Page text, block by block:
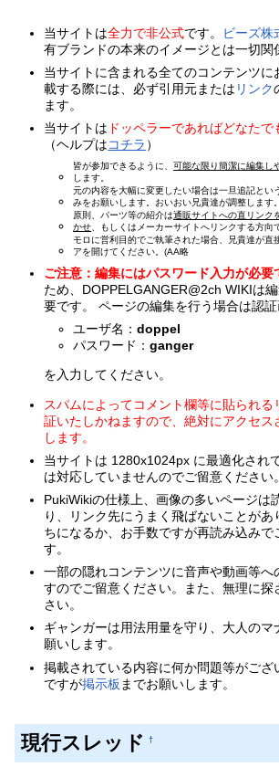
当サイトは全力で非公式です。 ビーズ株
有ブランドの本来のイメージとは一切関
当サイトに含まれる全てのコンテンツに
載する際には、必ず引用元または リンク
ます。
当サイトは ドッペラーであればどなたで
（ヘルプはコチラ ）
皆が参加できるように、可能な限り簡潔に編集し
します。
元の内容を大幅に変更したい場合は一旦追記とい
みをお願いします。おいおい兄貴達が調整します。
原則、パーツ等の紹介は通販サイトへの直リンク
かせ 、もしくはメーカーサイトへリンクする方向
モロに営利目的でご執筆された場合、兄貴達が直
アを開けてください。(AA略
ご注意：編集にはパスワード入力が必要
ため、DOPPELGANGER@2ch WIKIは
要です。 ページの編集を行う場合は認
ユーザ名：doppel
パスワード：ganger
を入力してください。
スパムによってコメント欄等に貼られる
証いたしかねますので、絶対にアクセス
します。
当サイトは 1280x1024px に最適化され
は対応していませんのでご留意ください。
PukiWikiの仕様上、画像の多いページは
り、リンク先にうまく飛ばないことが
ちになるか、お手数ですが再読み込みで
す。
一部の隠れコンテンツに音声や動画等へ
すのでご留意ください。また、無理に探
さい。
ギャンガーは用法用量を守り、大人のマ
願いします。
掲載されている内容に何か問題等がござ
ですが掲示板 までお願いします。
現行スレッド †